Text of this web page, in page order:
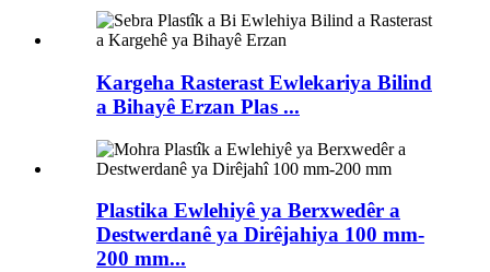
Kargeha Rasterast Ewlekariya Bilind
a Bihayê Erzan Plas ...
Plastika Ewlehiyê ya Berxwedêr a
Destwerdanê ya Dirêjahiya 100 mm-
200 mm...